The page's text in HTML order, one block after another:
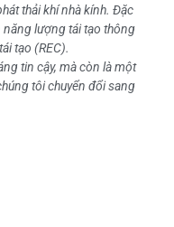
thải khí nhà kính. Đặc
năng lượng tái tạo thông
tạo (REC).
tin cậy, mà còn là một
tôi chuyển đổi sang